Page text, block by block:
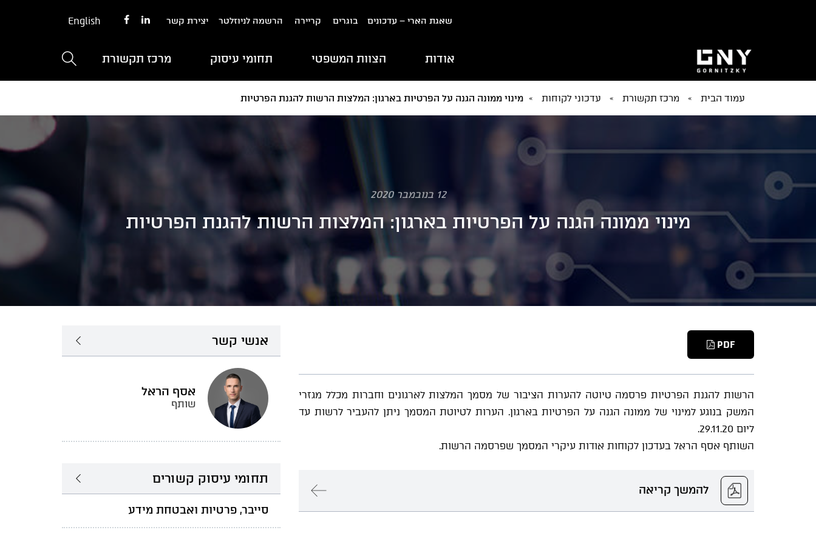
שאגת הארי – עדכונים בוגרים קריירה הרשמה לניוזלטר יצירת קשר English
אודות הצוות המשפטי תחומי עיסוק מרכז תקשורת
עמוד הבית » מרכז תקשורת » עדכוני לקוחות » מינוי ממונה הגנה על הפרטיות בארגון: המלצות הרשות להגנת הפרטיות
12 בנובמבר 2020
מינוי ממונה הגנה על הפרטיות בארגון: המלצות הרשות להגנת הפרטיות
PDF
הרשות להגנת הפרטיות פרסמה טיוטה להערות הציבור של מסמך המלצות לארגונים וחברות מכלל מגזרי
המשק בנוגע למינוי של ממונה הגנה על הפרטיות בארגון. הערות לטיוטת המסמך ניתן להעביר לרשות עד
ליום 29.11.20.
השותף אסף הראל בעדכון לקוחות אודות עיקרי המסמך שפרסמה הרשות.
להמשך קריאה
אנשי קשר
אסף הראל
שותף
תחומי עיסוק קשורים
סייבר, פרטיות ואבטחת מידע